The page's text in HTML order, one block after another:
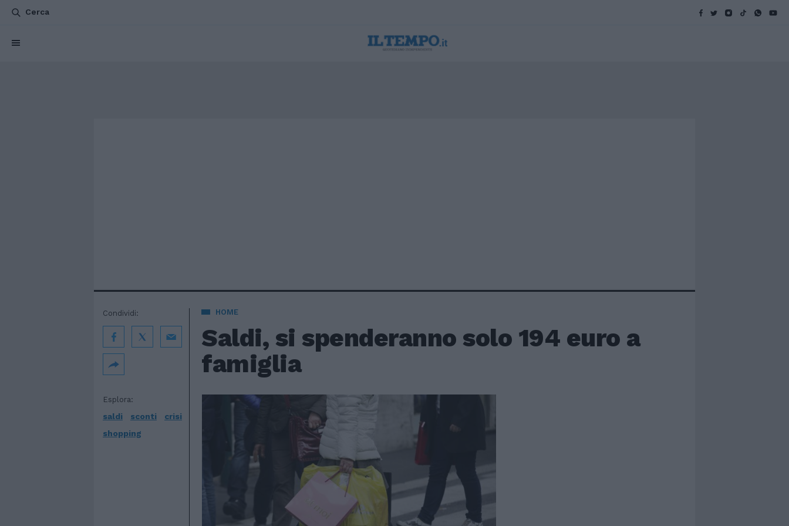
Cerca
HOME
Saldi, si spenderanno solo 194 euro a
famiglia
Esplora:
saldi sconti
crisi
shopping
Condividi: